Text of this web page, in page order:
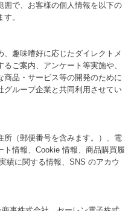
囲で、お客様の個人情報を以下の
。
、趣味嗜好に応じたダイレクトメ
ご案内、アンケート等実施や、
品・サービス等の開発のために
グループ企業と共同利用させてい
所（郵便番号を含みます。）、電
情報、Cookie 情報、商品購買履
績に関する情報、SNS のアカウ